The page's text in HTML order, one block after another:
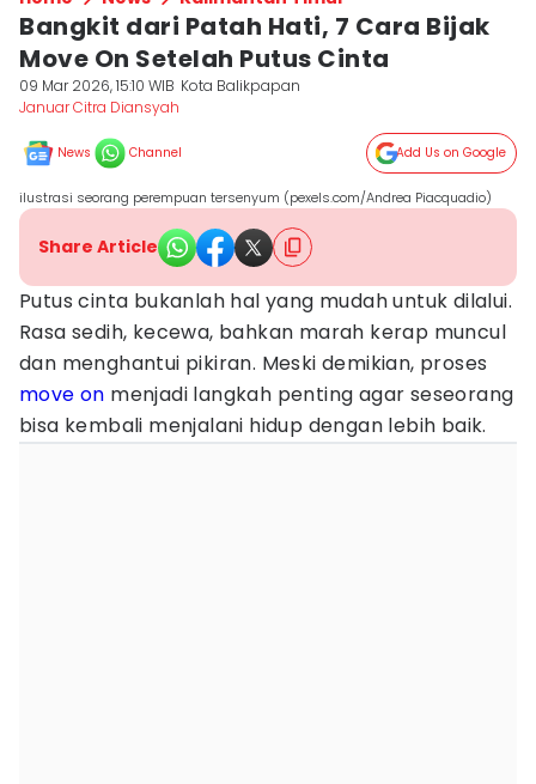
Bangkit dari Patah Hati, 7 Cara Bijak
Move On Setelah Putus Cinta
09 Mar 2026, 15:10 WIB Kota Balikpapan
Januar Citra Diansyah
News Channel Add Us on Google
ilustrasi seorang perempuan tersenyum (pexels.com/Andrea Piacquadio)
Share Article
Putus cinta bukanlah hal yang mudah untuk dilalui.
Rasa sedih, kecewa, bahkan marah kerap muncul
dan menghantui pikiran. Meski demikian, proses
move on menjadi langkah penting agar seseorang
bisa kembali menjalani hidup dengan lebih baik.